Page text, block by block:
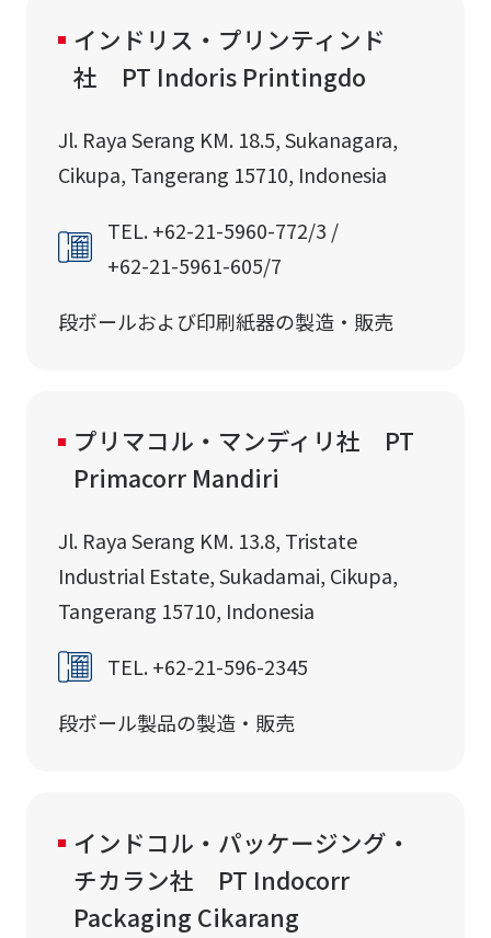
インドリス・プリンティンド
社 PT Indoris Printingdo
Jl. Raya Serang KM. 18.5, Sukanagara,
Cikupa, Tangerang 15710, Indonesia
TEL. +62-21-5960-772/3 /
+62-21-5961-605/7
段ボールおよび印刷紙器の製造・販売
プリマコル・マンディリ社 PT
Primacorr Mandiri
Jl. Raya Serang KM. 13.8, Tristate
Industrial Estate, Sukadamai, Cikupa,
Tangerang 15710, Indonesia
TEL. +62-21-596-2345
段ボール製品の製造・販売
インドコル・パッケージング・
チカラン社 PT Indocorr
Packaging Cikarang